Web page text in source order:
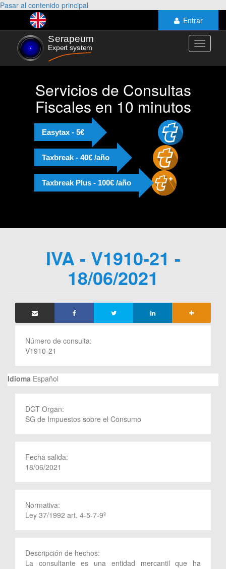
Pasar al contenido principal
Entrar
Toggle
Servicios de Consultas
Fiscales en 10 minutos
Easytax - 5€
Taxbreak - 40€ /año
Taxbreak Plus - 100€ /año
IVA - V1910-21 -
18/06/2021
Número de consulta:
V1910-21
Idioma Español
DGT Organ:
SG de Impuestos sobre el Consumo
Fecha salida:
18/06/2021
Normativa:
Ley 37/1992 art. 4-5-7-9º
Descripción de hechos:
La consultante es una entidad mercantil que ha